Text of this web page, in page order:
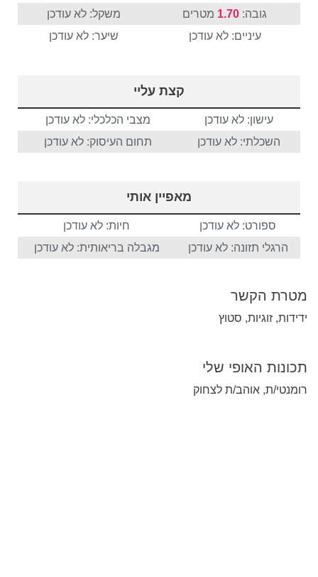
גובה: 1.70 מטרים
משקל: לא עודכן
עיניים: לא עודכן
שיער: לא עודכן
קצת עליי
עישון: לא עודכן
מצבי הכלכלי: לא עודכן
השכלתי: לא עודכן
תחום העיסוק: לא עודכן
מאפיין אותי
ספורט: לא עודכן
חיות: לא עודכן
הרגלי תזונה: לא עודכן
מגבלה בריאותית: לא עודכן
מטרת הקשר
ידידות, זוגיות, סטוץ
תכונות האופי שלי
רומנטי/ת, אוהב/ת לצחוק